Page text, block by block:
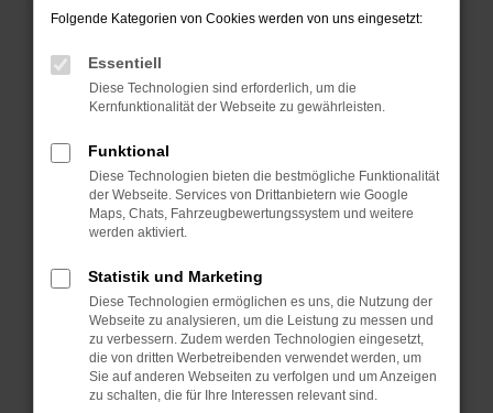
Beim Laden ist ein Fehler aufgetreten.
Hier sind ein paar Tipps, die dir helfen können:
Internetverbindung.
Laden andere Webseiten, zum Beispiel deine
Suchmaschine?
Prüfe deine Browsererweiterungen.
das Laden bestimmter Seiten verhindern.
Funktioniert die Seite in einem anderen Browser
oder in einem privaten Fenster?
Starte dein Gerät neu.
Das kann manchmal helfen, vorübergehende
Probleme zu beheben.
Folgende Kategorien von Cookies werden von uns eingesetzt:
Essentiell
Diese Technologien sind erforderlich, um die
Kernfunktionalität der Webseite zu gewährleisten.
Funktional
Diese Technologien bieten die bestmögliche Funktionalität
der Webseite. Services von Drittanbietern wie Google
Maps, Chats, Fahrzeugbewertungssystem und weitere
werden aktiviert.
Statistik und Marketing
Diese Technologien ermöglichen es uns, die Nutzung der
Webseite zu analysieren, um die Leistung zu messen und
zu verbessern. Zudem werden Technologien eingesetzt,
die von dritten Werbetreibenden verwendet werden, um
Sie auf anderen Webseiten zu verfolgen und um Anzeigen
zu schalten, die für Ihre Interessen relevant sind.